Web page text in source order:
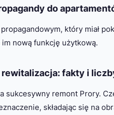
do
który miał
nową funkcję użytkową.
rewitalizacja: fakty i
sukcesywny remont Prory.
składając się na